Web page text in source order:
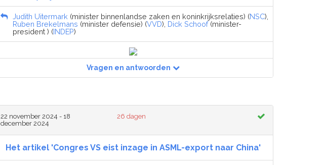
Judith Uitermark (minister binnenlandse zaken en koninkrijksrelaties) (NSC),
Ruben Brekelmans (minister defensie) (VVD), Dick Schoof(minister-
president ) (INDEP)
Vragen en antwoorden
22 november 2024 - 18
december 2024
26 dagen
Het artikel 'Congres VS eist inzage in ASML-export naar China'